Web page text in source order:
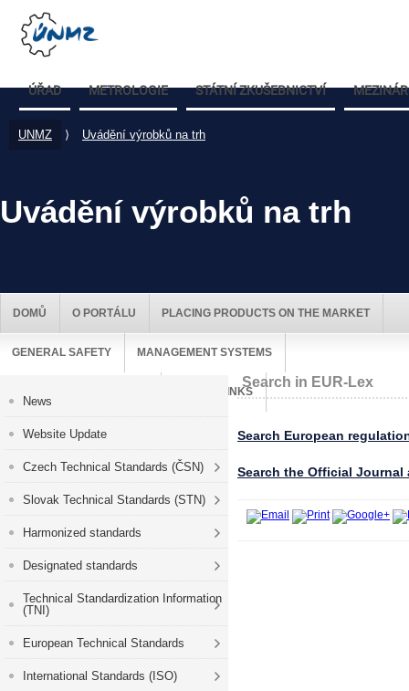
ÚŘAD METROLOGIE STÁTNÍ ZKUŠEBNICTVÍ
UNMZ ⟩ Uvádění výrobků na trh
Uvádění výrobků na trh
DOMŮ O PORTÁLU PLACING PRODUCTS ON THE MARKET
GENERAL SAFETY MANAGEMENT SYSTEMS
USEFUL LINKS
News
Website Update
Czech Technical Standards (ČSN)
Slovak Technical Standards (STN)
Harmonized standards
Designated standards
Technical Standardization Information
(TNI)
European Technical Standards
International Standards (ISO)
Search in EUR-Lex
Search European
Search the Official